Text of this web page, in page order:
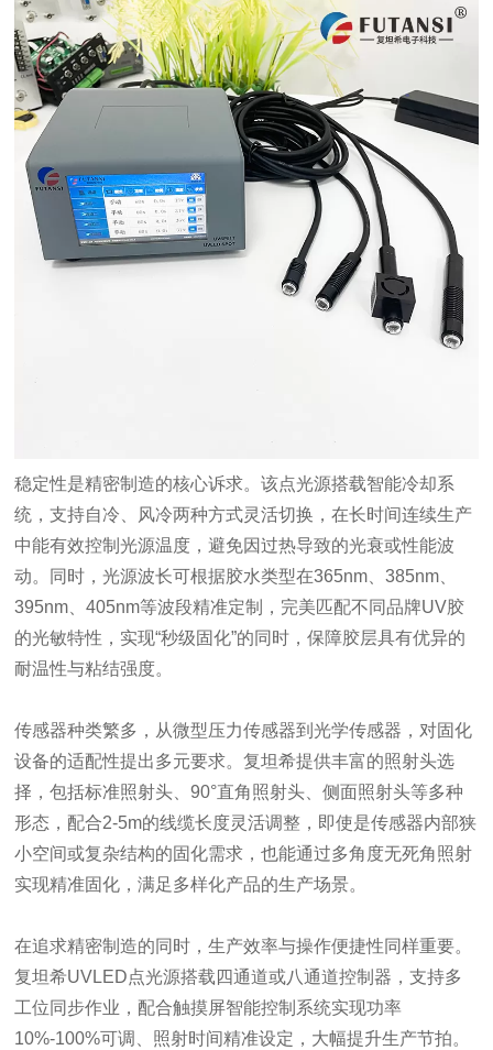
稳定性是精密制造的核心诉求。该点光源搭载智能冷却系
统，支持自冷、风冷两种方式灵活切换，在长时间连续生产
中能有效控制光源温度，避免因过热导致的光衰或性能波
动。同时，光源波长可根据胶水类型在365nm、385nm、
395nm、405nm等波段精准定制，完美匹配不同品牌UV胶
的光敏特性，实现“秒级固化”的同时，保障胶层具有优异的
耐温性与粘结强度。
传感器种类繁多，从微型压力传感器到光学传感器，对固化
设备的适配性提出多元要求。复坦希提供丰富的照射头选
择，包括标准照射头、90°直角照射头、侧面照射头等多种
形态，配合2-5m的线缆长度灵活调整，即使是传感器内部狭
小空间或复杂结构的固化需求，也能通过多角度无死角照射
实现精准固化，满足多样化产品的生产场景。
在追求精密制造的同时，生产效率与操作便捷性同样重要。
复坦希UVLED点光源搭载四通道或八通道控制器，支持多
工位同步作业，配合触摸屏智能控制系统实现功率
10%-100%可调、照射时间精准设定，大幅提升生产节拍。